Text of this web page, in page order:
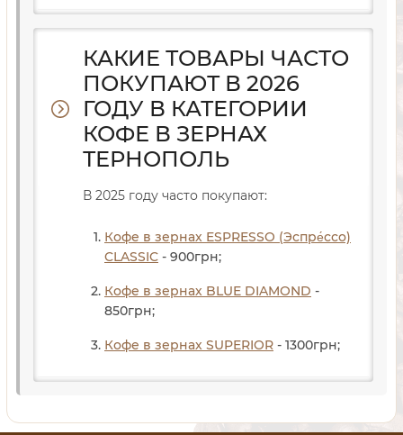
КАКИЕ ТОВАРЫ ЧАСТО
ПОКУПАЮТ В 2026
ГОДУ В КАТЕГОРИИ
КОФЕ В ЗЕРНАХ
ТЕРНОПОЛЬ
В 2025 году часто покупают:
Кофе в зернах ESPRESSO (Эспре́ссо)
CLASSIC - 900грн;
Кофе в зернах BLUE DIAMOND -
850грн;
Кофе в зернах SUPERIOR - 1300грн;